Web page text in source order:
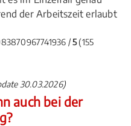
der Arbeitszeit erlaubt
/5(155
30.03.2026)
auch bei der